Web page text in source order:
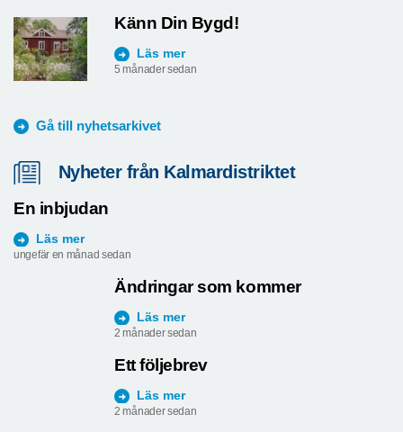
Känn Din Bygd!
Läs mer
5 månader sedan
Gå till nyhetsarkivet
Nyheter från Kalmardistriktet
En inbjudan
Läs mer
ungefär en månad sedan
Ändringar som kommer
Läs mer
2 månader sedan
Ett följebrev
Läs mer
2 månader sedan